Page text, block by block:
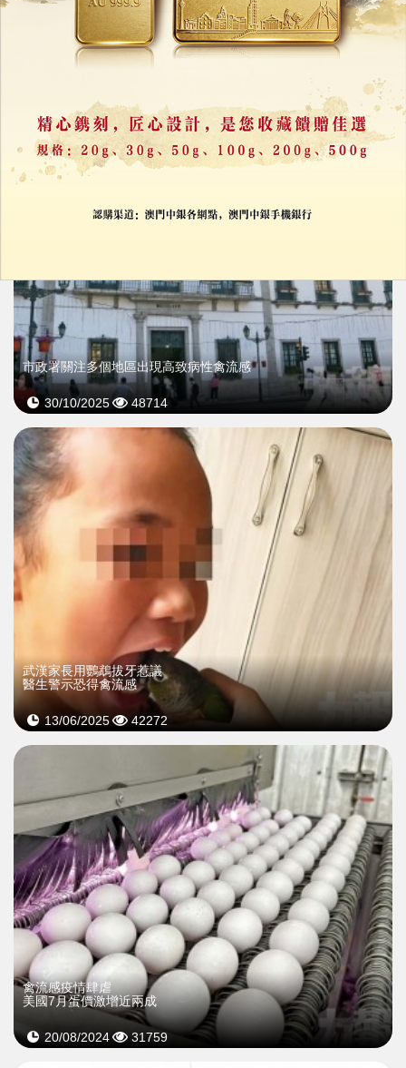
市政署關注多個地區出現高致病性禽流感
市政署關注多個地區出現高致病性禽流感
30/10/2025 48714
武漢家長用鸚鵡拔牙惹議
醫生警示恐得禽流感
13/06/2025 42272
禽流感疫情肆虐
美國7月蛋價激增近兩成
20/08/2024 31759